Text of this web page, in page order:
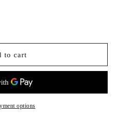
to cart
options